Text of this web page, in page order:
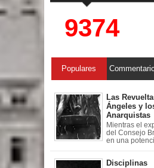
9374
Populares
Las
Ángeles y
Anarquistas
Mientras el
del Consejo
en una
Disciplinas